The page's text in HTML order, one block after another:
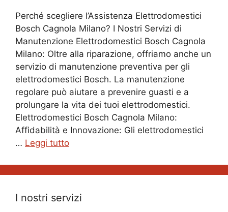
Perché scegliere l’Assistenza Elettrodomestici
Bosch Cagnola Milano? I Nostri Servizi di
Manutenzione Elettrodomestici Bosch Cagnola
Milano: Oltre alla riparazione, offriamo anche un
servizio di manutenzione preventiva per gli
elettrodomestici Bosch. La manutenzione
regolare può aiutare a prevenire guasti e a
prolungare la vita dei tuoi elettrodomestici.
Elettrodomestici Bosch Cagnola Milano:
Affidabilità e Innovazione: Gli elettrodomestici
… Leggi tutto
I nostri servizi